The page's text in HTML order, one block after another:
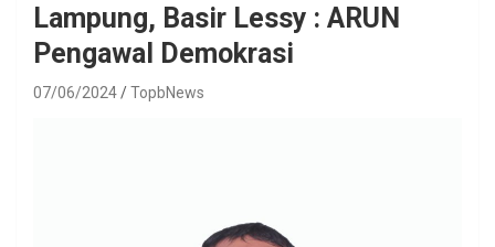
Lampung, Basir Lessy : ARUN
Pengawal Demokrasi
07/06/2024 TopbNews